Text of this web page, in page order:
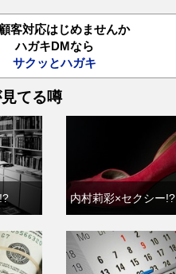
客対応はじめませんか
ハガキDMなら
サクッとハガキ
見てる噂
内村莉彩×セクシー!?